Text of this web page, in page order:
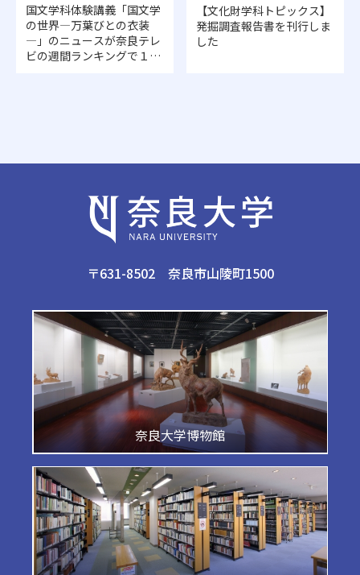
国文学科体験講義「国文学
の世界―万葉びとの衣装
―」のニュースが奈良テレ
ビの週間ランキングで１位
【文化財学科トピックス】
発掘調査報告書を刊行しま
した
〒631-8502 奈良市山陵町1500
奈良大学博物館